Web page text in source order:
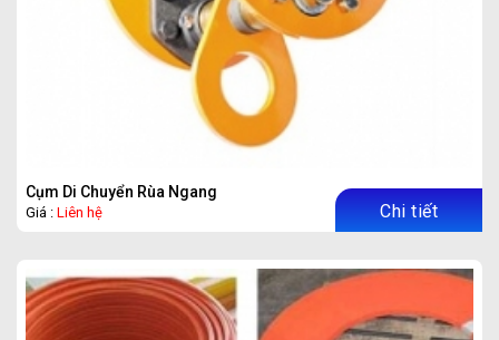
Cụm Di Chuyển Rùa Ngang
Giá : Liên hệ Chi tiết